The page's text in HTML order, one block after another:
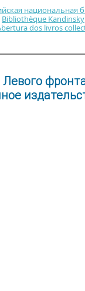
национальная
Bibliothèque Kandinsky
dos livros